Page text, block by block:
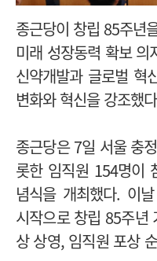
종근당이 창립 85주년
미래 성장동력 확보
신약개발과 글로벌 혁
변화와 혁신을 강조했
종근당은 7일 서울 충
롯한 임직원 154명이
념식을 개최했다. 이
시작으로 창립 85주년
상 상영, 임직원 포상